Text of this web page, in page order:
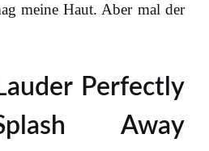
meine Haut. Aber mal der
Perfectly
Away